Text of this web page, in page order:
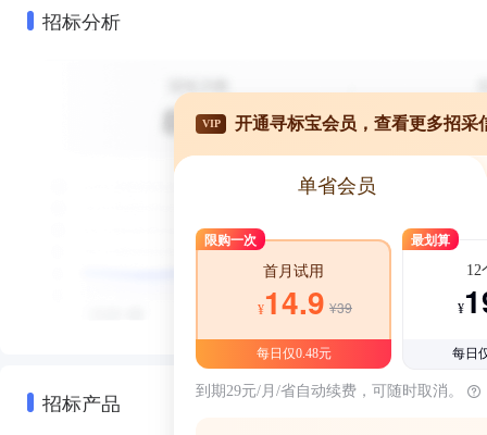
招标分析
招标产品
VIP 开通寻标宝会员，查看更多招采
单省会员
限购一次
首月试用
¥14.9 ¥39
每日仅0.48元
最划算
12
¥
每日
到期29元/月/省自动续费，可随时取消。